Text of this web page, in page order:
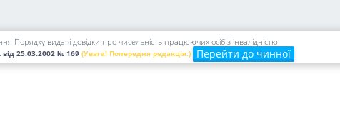
Порядку видачі довідки про чисельність працюючих осіб з інвалідністю
від 25.03.2002 № 169 (Увага! Попередня редакція.) Перейти до чинної